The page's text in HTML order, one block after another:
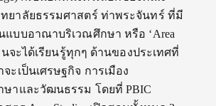
ยาลัยธรรมศาสตร์ ท่าพระจันทร์ ที่มี
แบบอาณาบริเวณศึกษา หรือ ‘Area
ยนจะได้เรียนรู้ทุกๆ ด้านของประเทศที่
ะเป็นเศรษฐกิจ การเมือง
ษาและวัฒนธรรม โดยที่ PBIC